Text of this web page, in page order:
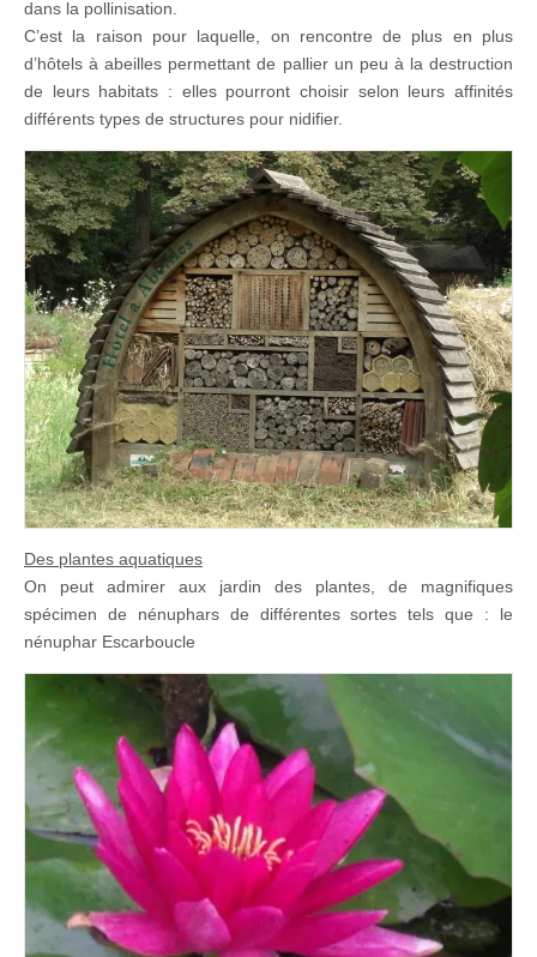
dans la pollinisation.
C’est la raison pour laquelle, on rencontre de plus en plus
d’hôtels à abeilles permettant de pallier un peu à la destruction
de leurs habitats : elles pourront choisir selon leurs affinités
différents types de structures pour nidifier.
Des plantes aquatiques
On peut admirer aux jardin des plantes, de magnifiques
spécimen de nénuphars de différentes sortes tels que : le
nénuphar Escarboucle